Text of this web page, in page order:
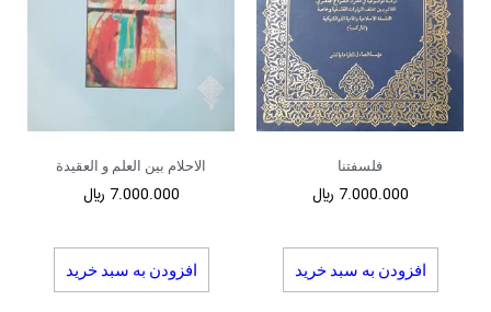
فلسفتنا
7.000.000 ﷼
افزودن به سبد خرید
الاحلام بین العلم و العقیدة
7.000.000 ﷼
افزودن به سبد خرید